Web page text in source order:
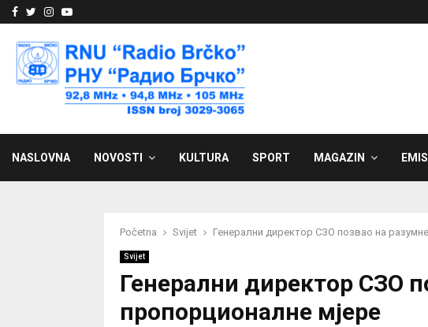
Facebook
Twitter
Instagram
Youtube
NASLOVNA NOVOSTI KULTURA SPORT MAGAZIN
Početna Svijet Генерални директор СЗО позвао на
Svijet
Генерални директор СЗО
пропорционалне мјере